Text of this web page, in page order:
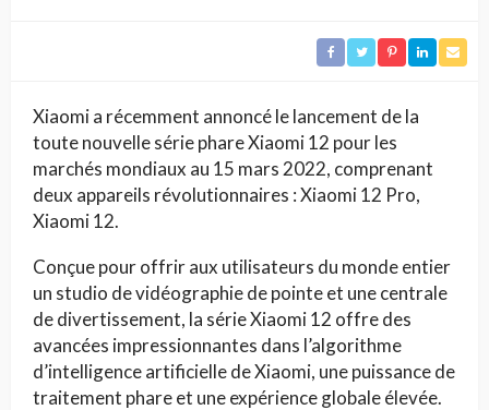
Xiaomi a récemment annoncé le lancement de la
toute nouvelle série phare Xiaomi 12 pour les
marchés mondiaux au 15 mars 2022, comprenant
deux appareils révolutionnaires : Xiaomi 12 Pro,
Xiaomi 12.
Conçue pour offrir aux utilisateurs du monde entier
un studio de vidéographie de pointe et une centrale
de divertissement, la série Xiaomi 12 offre des
avancées impressionnantes dans l’algorithme
d’intelligence artificielle de Xiaomi, une puissance de
traitement phare et une expérience globale élevée.